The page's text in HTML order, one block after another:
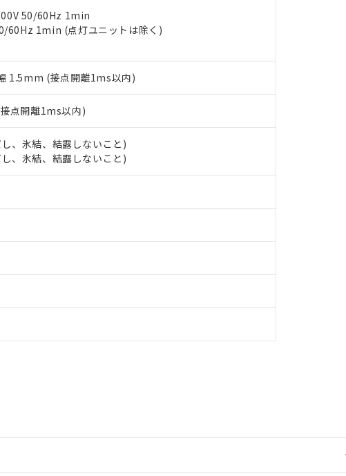
50/60Hz 1min
60Hz 1min (点灯ユニットは除く)
1.5mm (接点開離1ms以内)
点開離1ms以内)
、氷結、結露しないこと)
、氷結、結露しないこと)